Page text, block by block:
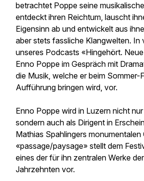
betrachtet Poppe seine
entdeckt ihren Reichtum, lauscht
Eigensinn ab und entwickelt aus
aber stets fassliche Klangwelten. In
unseres Podcasts «Hingehört.
Enno Poppe im Gespräch mit
die Musik, welche er beim Sommer-
Aufführung bringen wird, vor.
Enno Poppe wird in Luzern nicht
sondern auch als Dirigent in
Mathias Spahlingers
«passage/paysage» stellt dem
eines der für ihn zentralen Werke
Jahrzehnten vor.